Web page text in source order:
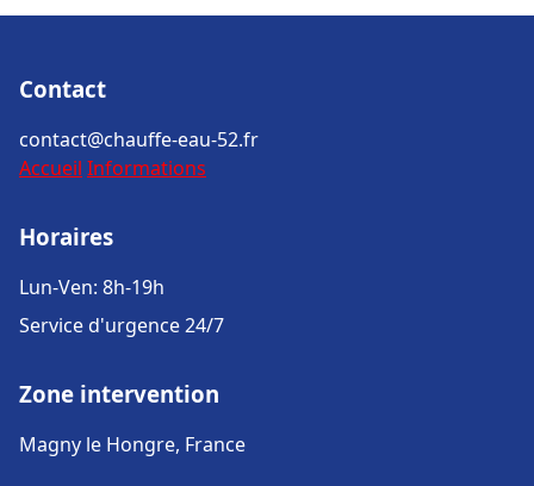
Contact
contact@chauffe-eau-52.fr
Accueil Informations
Horaires
Lun-Ven: 8h-19h
Service d'urgence 24/7
Zone intervention
Magny le Hongre, France